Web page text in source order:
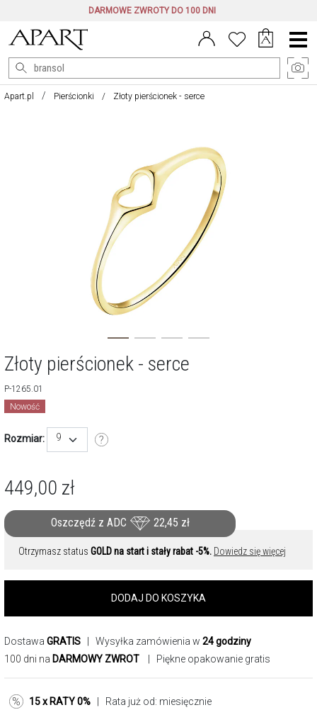
DARMOWE ZWROTY DO 100 DNI
Menu
główne
Apart.pl Pierścionki Złoty pierścionek - serce
Złoty pierścionek - serce
P-1265.01
Nowość
Rozmiar: 9
449,00 zł
Oszczędź z ADC 22,45 zł
Otrzymasz status GOLD na start i stały rabat -5%. Dowiedz się więcej
DODAJ DO KOSZYKA
Dostawa GRATIS | Wysyłka zamówienia w 24 godziny
100 dni na DARMOWY ZWROT | Piękne opakowanie gratis
15 x RATY 0% | Rata już od: miesięcznie